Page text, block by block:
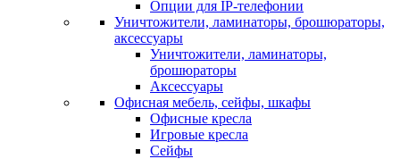
Опции для IP-телефонии
Уничтожители, ламинаторы, брошюраторы,
аксессуары
Уничтожители, ламинаторы,
брошюраторы
Аксессуары
Офисная мебель, сейфы, шкафы
Офисные кресла
Игровые кресла
Сейфы